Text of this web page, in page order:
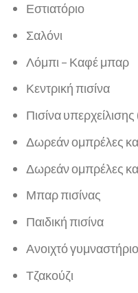
Εστιατόριο
Σαλόνι
Λόμπι – Καφέ μπαρ
Κεντρική πισίνα
Πισίνα
Δωρεάν ομπρέλες
Δωρεάν ομπρέλες
Μπαρ πισίνας
Παιδική πισίνα
Ανοιχτό γυμναστήριο
Τζακούζι